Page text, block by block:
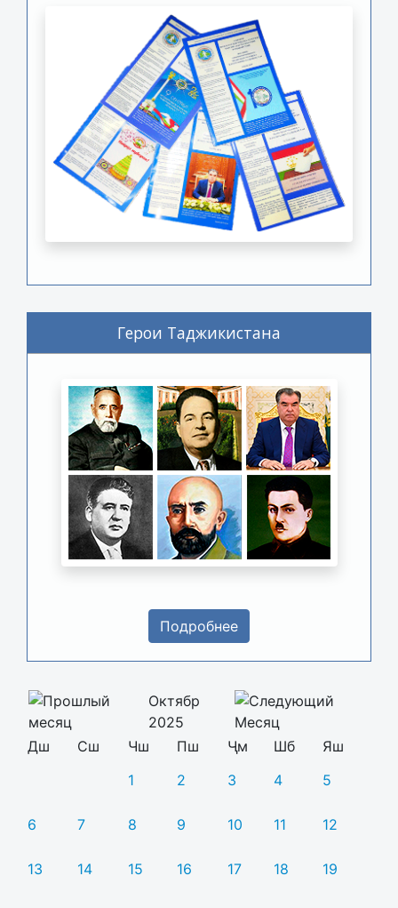
Герои Таджикистана
Подробнее
Октябр
2025
Дш
Сш Чш Пш Ҷм Шб
Яш
1
2 3 4 5
6 7 8 9 10 11 12
13 14 15 16 17 18 19